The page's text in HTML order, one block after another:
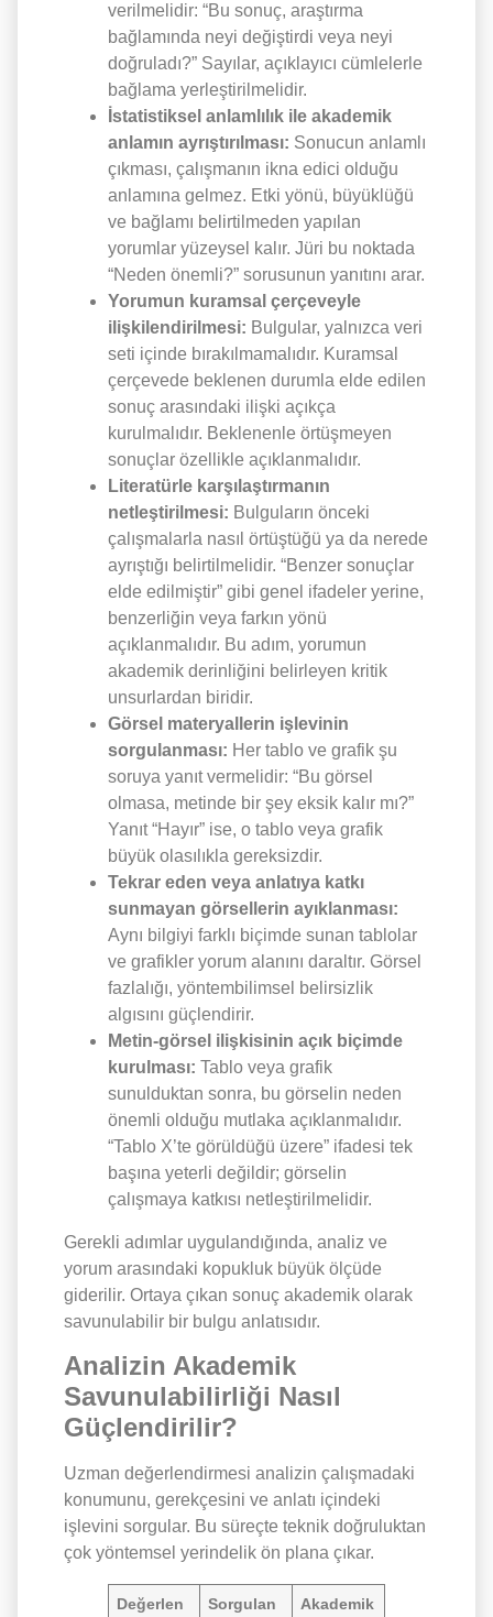
verilmelidir: “Bu sonuç, araştırma
bağlamında neyi değiştirdi veya neyi
doğruladı?” Sayılar, açıklayıcı cümlelerle
bağlama yerleştirilmelidir.
İstatistiksel anlamlılık ile akademik
anlamın ayrıştırılması: Sonucun anlamlı
çıkması, çalışmanın ikna edici olduğu
anlamına gelmez. Etki yönü, büyüklüğü
ve bağlamı belirtilmeden yapılan
yorumlar yüzeysel kalır. Jüri bu noktada
“Neden önemli?” sorusunun yanıtını arar.
Yorumun kuramsal çerçeveyle
ilişkilendirilmesi: Bulgular, yalnızca veri
seti içinde bırakılmamalıdır. Kuramsal
çerçevede beklenen durumla elde edilen
sonuç arasındaki ilişki açıkça
kurulmalıdır. Beklenenle örtüşmeyen
sonuçlar özellikle açıklanmalıdır.
Literatürle karşılaştırmanın
netleştirilmesi: Bulguların önceki
çalışmalarla nasıl örtüştüğü ya da nerede
ayrıştığı belirtilmelidir. “Benzer sonuçlar
elde edilmiştir” gibi genel ifadeler yerine,
benzerliğin veya farkın yönü
açıklanmalıdır. Bu adım, yorumun
akademik derinliğini belirleyen kritik
unsurlardan biridir.
Görsel materyallerin işlevinin
sorgulanması: Her tablo ve grafik şu
soruya yanıt vermelidir: “Bu görsel
olmasa, metinde bir şey eksik kalır mı?”
Yanıt “Hayır” ise, o tablo veya grafik
büyük olasılıkla gereksizdir.
Tekrar eden veya anlatıya katkı
sunmayan görsellerin ayıklanması:
Aynı bilgiyi farklı biçimde sunan tablolar
ve grafikler yorum alanını daraltır. Görsel
fazlalığı, yöntembilimsel belirsizlik
algısını güçlendirir.
Metin-görsel ilişkisinin açık biçimde
kurulması: Tablo veya grafik
sunulduktan sonra, bu görselin neden
önemli olduğu mutlaka açıklanmalıdır.
“Tablo X’te görüldüğü üzere” ifadesi tek
başına yeterli değildir; görselin
çalışmaya katkısı netleştirilmelidir.
Gerekli adımlar uygulandığında, analiz ve
yorum arasındaki kopukluk büyük ölçüde
giderilir. Ortaya çıkan sonuç akademik olarak
savunulabilir bir bulgu anlatısıdır.
Analizin Akademik
Savunulabilirliği Nasıl
Güçlendirilir?
Uzman değerlendirmesi analizin çalışmadaki
konumunu, gerekçesini ve anlatı içindeki
işlevini sorgular. Bu süreçte teknik doğruluktan
çok yöntemsel yerindelik ön plana çıkar.
Değerlen
Sorgulan
Akademik